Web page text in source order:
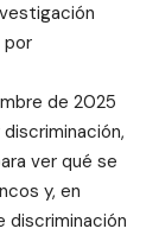
por
de 2025
ver qué se
y, en
discriminación